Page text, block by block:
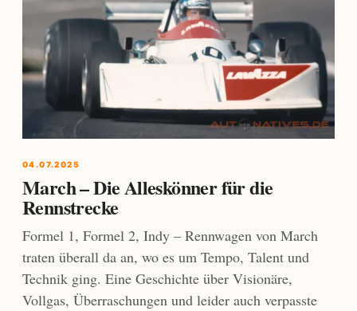
04.07.2025
March – Die Alleskönner für die
Rennstrecke
Formel 1, Formel 2, Indy – Rennwagen von March
traten überall da an, wo es um Tempo, Talent und
Technik ging. Eine Geschichte über Visionäre,
Vollgas, Überraschungen und leider auch verpasste